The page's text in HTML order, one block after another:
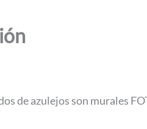
de azulejos son murales